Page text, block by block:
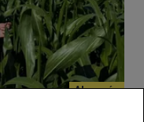
valide sa légalité